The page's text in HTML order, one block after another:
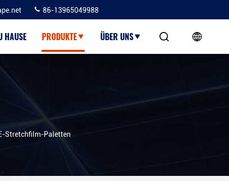
86-13965049988
HAUSE PRODUKTE ÜBER UNS
Stretchfilm-Paletten